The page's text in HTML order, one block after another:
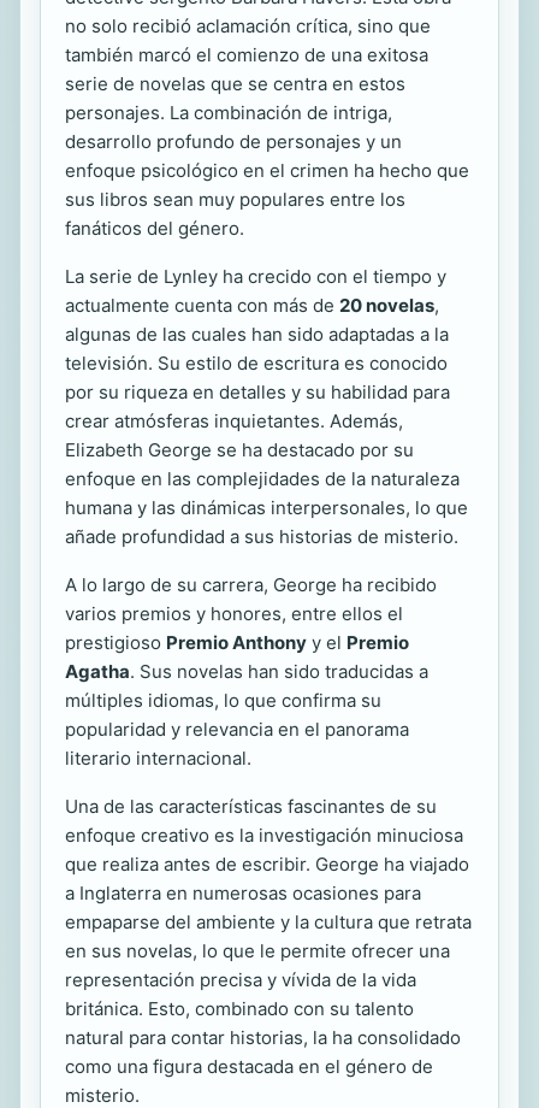
no solo recibió aclamación crítica, sino que
también marcó el comienzo de una exitosa
serie de novelas que se centra en estos
personajes. La combinación de intriga,
desarrollo profundo de personajes y un
enfoque psicológico en el crimen ha hecho que
sus libros sean muy populares entre los
fanáticos del género.
La serie de Lynley ha crecido con el tiempo y
actualmente cuenta con más de 20 novelas,
algunas de las cuales han sido adaptadas a la
televisión. Su estilo de escritura es conocido
por su riqueza en detalles y su habilidad para
crear atmósferas inquietantes. Además,
Elizabeth George se ha destacado por su
enfoque en las complejidades de la naturaleza
humana y las dinámicas interpersonales, lo que
añade profundidad a sus historias de misterio.
A lo largo de su carrera, George ha recibido
varios premios y honores, entre ellos el
prestigioso Premio Anthony y el Premio
Agatha. Sus novelas han sido traducidas a
múltiples idiomas, lo que confirma su
popularidad y relevancia en el panorama
literario internacional.
Una de las características fascinantes de su
enfoque creativo es la investigación minuciosa
que realiza antes de escribir. George ha viajado
a Inglaterra en numerosas ocasiones para
empaparse del ambiente y la cultura que retrata
en sus novelas, lo que le permite ofrecer una
representación precisa y vívida de la vida
británica. Esto, combinado con su talento
natural para contar historias, la ha consolidado
como una figura destacada en el género de
misterio.